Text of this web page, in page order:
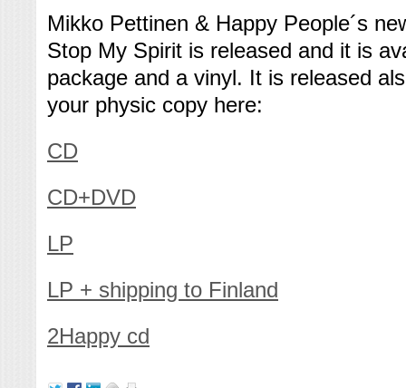
Mikko Pettinen & Happy People´s
Stop My Spirit is released and it is
package and a vinyl. It is released
your physic copy here:
CD
CD+DVD
LP
LP + shipping to Finland
2Happy cd